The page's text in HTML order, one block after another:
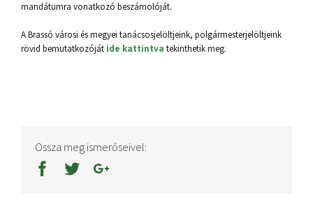
mandátumra vonatkozó beszámolóját.
A Brassó városi és megyei tanácsosjelöltjeink, polgármesterjelöltjeink
rövid bemutatkozóját ide kattintva tekinthetik meg.
Ossza meg ismerőseivel: